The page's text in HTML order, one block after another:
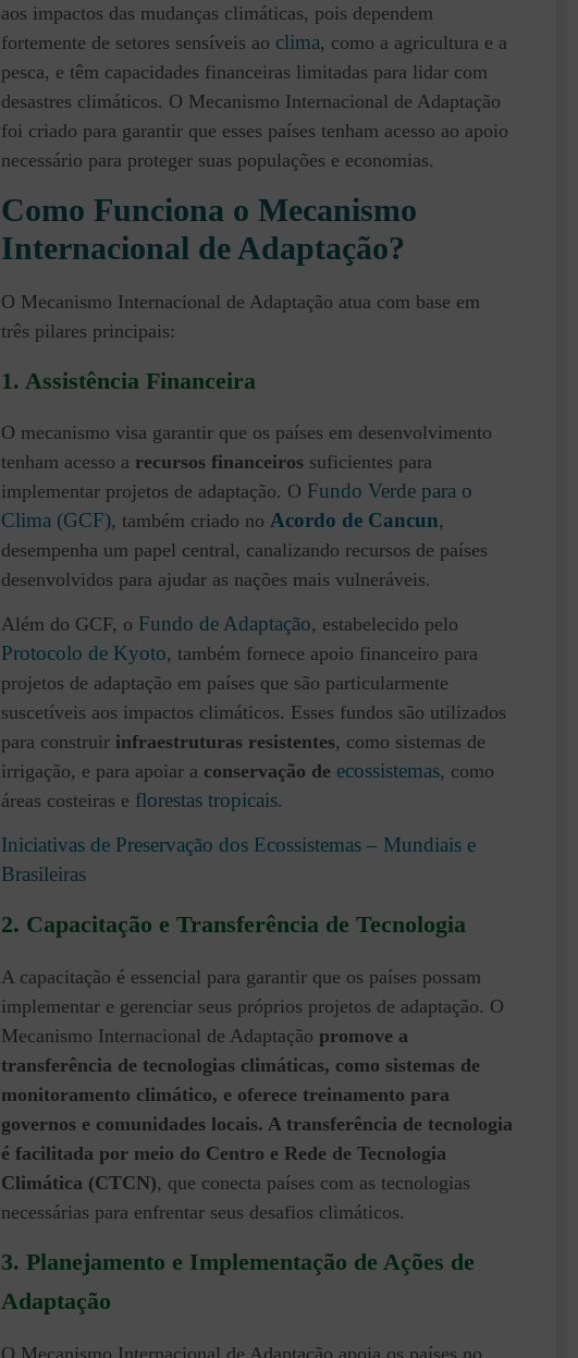
aos impactos das mudanças climáticas, pois dependem
fortemente de setores sensíveis ao clima, como a agricultura e a
pesca, e têm capacidades financeiras limitadas para lidar com
desastres climáticos. O Mecanismo Internacional de Adaptação
foi criado para garantir que esses países tenham acesso ao apoio
necessário para proteger suas populações e economias.
Como Funciona o Mecanismo
Internacional de Adaptação?
O Mecanismo Internacional de Adaptação atua com base em
três pilares principais:
1. Assistência Financeira
O mecanismo visa garantir que os países em desenvolvimento
tenham acesso a recursos financeiros suficientes para
implementar projetos de adaptação. O Fundo Verde para o
Clima (GCF), também criado no Acordo de Cancun,
desempenha um papel central, canalizando recursos de países
desenvolvidos para ajudar as nações mais vulneráveis.
Além do GCF, o Fundo de Adaptação, estabelecido pelo
Protocolo de Kyoto, também fornece apoio financeiro para
projetos de adaptação em países que são particularmente
suscetíveis aos impactos climáticos. Esses fundos são utilizados
para construir infraestruturas resistentes, como sistemas de
irrigação, e para apoiar a conservação de ecossistemas, como
áreas costeiras e florestas tropicais.
Iniciativas de Preservação dos Ecossistemas – Mundiais e
Brasileiras
2. Capacitação e Transferência de Tecnologia
A capacitação é essencial para garantir que os países possam
implementar e gerenciar seus próprios projetos de adaptação. O
Mecanismo Internacional de Adaptação promove a
transferência de tecnologias climáticas, como sistemas de
monitoramento climático, e oferece treinamento para
governos e comunidades locais. A transferência de tecnologia
é facilitada por meio do Centro e Rede de Tecnologia
Climática (CTCN), que conecta países com as tecnologias
necessárias para enfrentar seus desafios climáticos.
3. Planejamento e Implementação de Ações de
Adaptação
O Mecanismo Internacional de Adaptação apoia os países no